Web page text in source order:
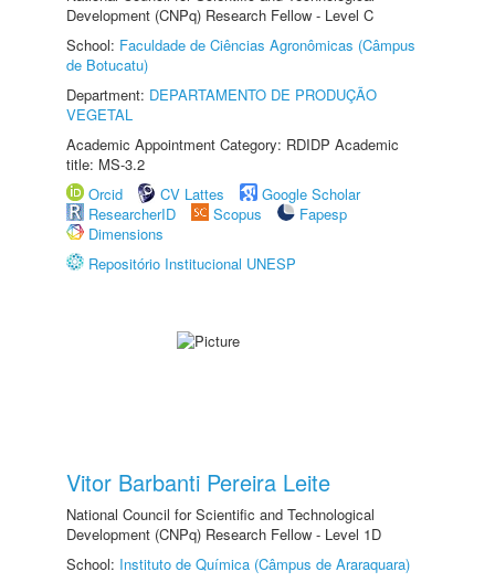
Development (CNPq) Research Fellow - Level C
School: Faculdade de Ciências Agronômicas (Câmpus
de Botucatu)
Department: DEPARTAMENTO DE PRODUÇÃO
VEGETAL
Academic Appointment Category: RDIDP Academic
title: MS-3.2
Orcid
CV Lattes
Google Scholar
ResearcherID
Scopus
Fapesp
Dimensions
Repositório Institucional UNESP
Vitor Barbanti Pereira Leite
National Council for Scientific and Technological
Development (CNPq) Research Fellow - Level 1D
School: Instituto de Química (Câmpus de Araraquara)